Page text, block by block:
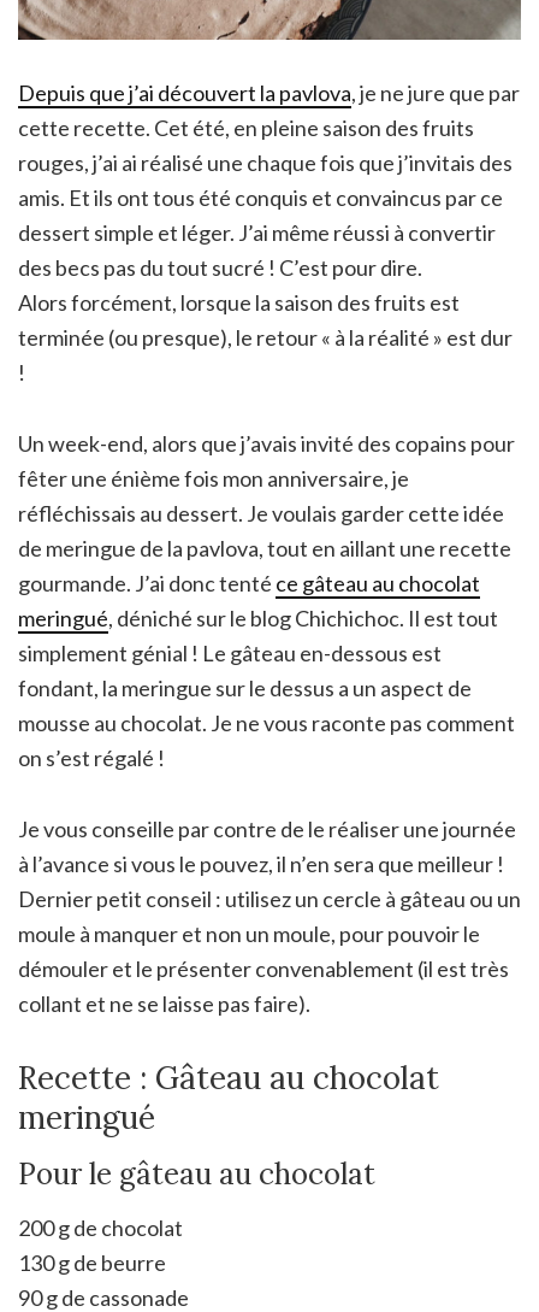
Depuis que j’ai découvert la pavlova, je ne jure que par
cette recette. Cet été, en pleine saison des fruits
rouges, j’ai ai réalisé une chaque fois que j’invitais des
amis. Et ils ont tous été conquis et convaincus par ce
dessert simple et léger. J’ai même réussi à convertir
des becs pas du tout sucré ! C’est pour dire.
Alors forcément, lorsque la saison des fruits est
terminée (ou presque), le retour « à la réalité » est dur
!
Un week-end, alors que j’avais invité des copains pour
fêter une énième fois mon anniversaire, je
réfléchissais au dessert. Je voulais garder cette idée
de meringue de la pavlova, tout en aillant une recette
gourmande. J’ai donc tenté ce gâteau au chocolat
meringué, déniché sur le blog Chichichoc. Il est tout
simplement génial ! Le gâteau en-dessous est
fondant, la meringue sur le dessus a un aspect de
mousse au chocolat. Je ne vous raconte pas comment
on s’est régalé !
Je vous conseille par contre de le réaliser une journée
à l’avance si vous le pouvez, il n’en sera que meilleur !
Dernier petit conseil : utilisez un cercle à gâteau ou un
moule à manquer et non un moule, pour pouvoir le
démouler et le présenter convenablement (il est très
collant et ne se laisse pas faire).
Recette : Gâteau au chocolat
meringué
Pour le gâteau au chocolat
200 g de chocolat
130 g de beurre
90 g de cassonade